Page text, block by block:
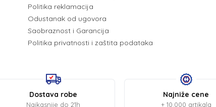
Politika reklamacija
Odustanak od ugovora
Saobraznost i Garancija
Politika privatnosti i zaštita podataka
Dostava robe
Najkasnije do 21h
Najniže cene
+ 10.000 artikala